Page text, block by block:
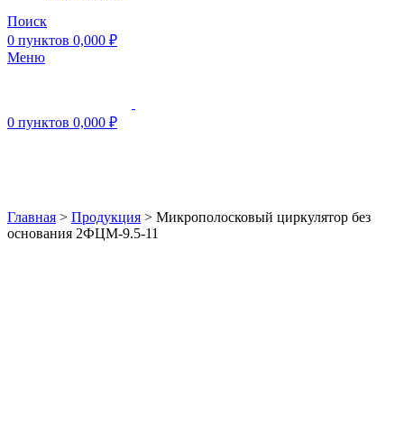
Поиск
0 пунктов 0,000 ₽
Меню
0 пунктов 0,000 ₽
Главная > Продукция > Микрополосковый циркулятор без
основания 2ФЦМ-9.5-11